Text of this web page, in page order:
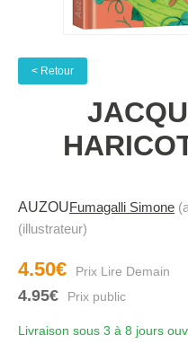
< Retour
AUZOUFumagalli Simone
(illustrateur)
4.50€
4.95€
Livraison sous 3 à 8 jours